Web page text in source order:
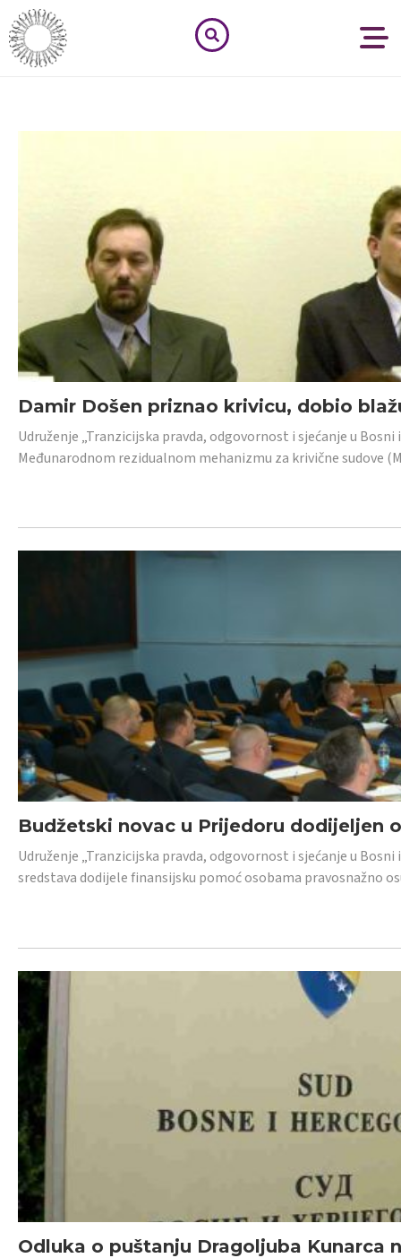
Damir Došen priznao krivicu, dobio
Udruženje „Tranzicijska pravda, odgovornost i sjećanje u
Međunarodnom rezidualnom mehanizmu za krivične sudove
Budžetski novac u Prijedoru dodijeljen
Udruženje „Tranzicijska pravda, odgovornost i sjećanje u
sredstava dodijele finansijsku pomoć osobama pravosnažno
Odluka o puštanju Dragoljuba Kunarca